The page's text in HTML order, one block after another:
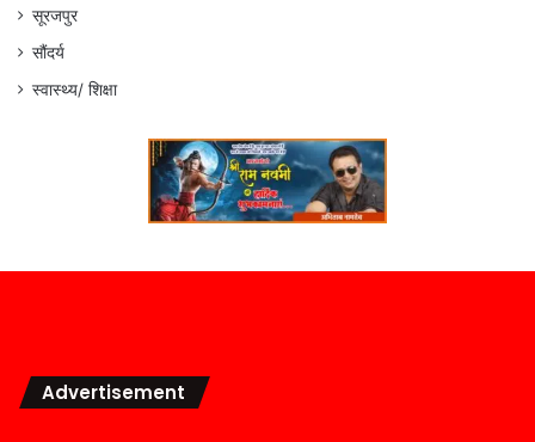
सूरजपुर
सौंदर्य
स्वास्थ्य/ शिक्षा
Advertisement